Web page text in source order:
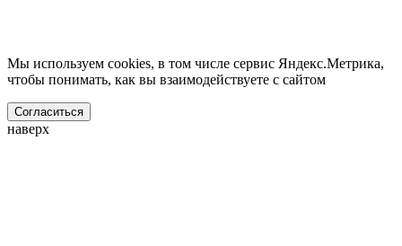
Мы используем cookies, в том числе сервис Яндекс.Метрика,
чтобы понимать, как вы взаимодействуете с сайтом
Согласиться
наверх